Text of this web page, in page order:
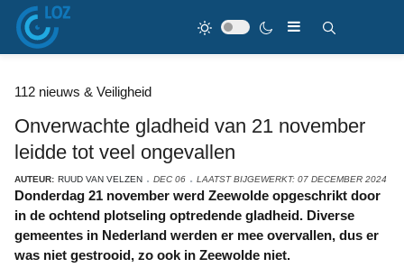
112 nieuws & Veiligheid
Onverwachte gladheid van 21 november
leidde tot veel ongevallen
AUTEUR: RUUD VAN VELZEN DEC 06 LAATST BIJGEWERKT: 07 DECEMBER 2024
Donderdag 21 november werd Zeewolde opgeschrikt door
in de ochtend plotseling optredende gladheid. Diverse
gemeentes in Nederland werden er mee overvallen, dus er
was niet gestrooid, zo ook in Zeewolde niet.